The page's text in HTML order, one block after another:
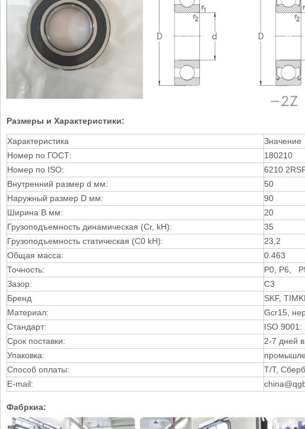
1204 сферический шарикоподшипник
подшипниковый узел
Размеры и Характеристики:
Характеристика
Значение
Номер по ГОСТ:
180210
Номер по ISO:
6210
Внутренний размер d мм:
50
Наружный размер D мм:
90
Ширина B мм:
20
Грузоподъемность динамическая (Сr, kH):
35
Грузоподъемность статическая (C0 kH):
23,2
Общая масса:
0.463
Точность:
P0, P6,
Зазор:
C3
Бренд
SKF,
Материал:
Gcr15,
Стандарт:
ISO 9001:
Срок поставки:
2-7 дней
Упаковка:
Способ оплаты:
T/T,
E-mail:
Фабркиа: